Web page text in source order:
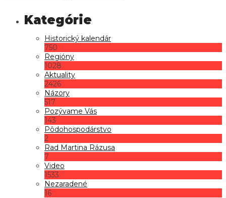
Historický kalendár
750
Regióny
1028
Aktuality
2426
Názory
517
Pozývame Vás
143
Pôdohospodárstvo
2
Rad Martina Rázusa
7
Video
1533
Nezaradené
16